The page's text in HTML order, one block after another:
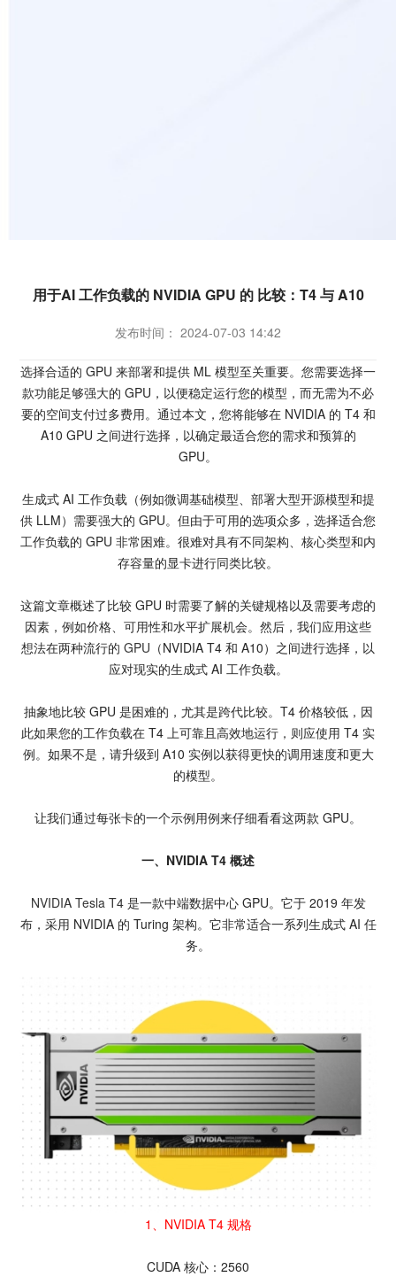
用于AI 工作负载的 NVIDIA GPU 的 比较：T4 与 A10
发布时间： 2024-07-03 14:42
选择合适的 GPU 来部署和提供 ML 模型至关重要。您需要选择一
款功能足够强大的 GPU，以便稳定运行您的模型，而无需为不必
要的空间支付过多费用。通过本文，您将能够在 NVIDIA 的 T4 和
A10 GPU 之间进行选择，以确定最适合您的需求和预算的
GPU。
生成式 AI 工作负载（例如微调基础模型、部署大型开源模型和提
供 LLM）需要强大的 GPU。但由于可用的选项众多，选择适合您
工作负载的 GPU 非常困难。很难对具有不同架构、核心类型和内
存容量的显卡进行同类比较。
这篇文章概述了比较 GPU 时需要了解的关键规格以及需要考虑的
因素，例如价格、可用性和水平扩展机会。然后，我们应用这些
想法在两种流行的 GPU （NVIDIA T4 和 A10）之间进行选择，以
应对现实的生成式 AI 工作负载。
抽象地比较 GPU 是困难的，尤其是跨代比较。T4 价格较低，因
此如果您的工作负载在 T4 上可靠且高效地运行，则应使用 T4 实
例。如果不是，请升级到 A10 实例以获得更快的调用速度和更大
的模型。
让我们通过每张卡的一个示例用例来仔细看看这两款 GPU。
一、NVIDIA T4 概述
NVIDIA Tesla T4是一款中端数据中心 GPU。它于 2019 年发
布，采用 NVIDIA 的 Turing 架构。它非常适合一系列生成式 AI 任
务。
1、NVIDIA T4 规格
CUDA 核心：2560